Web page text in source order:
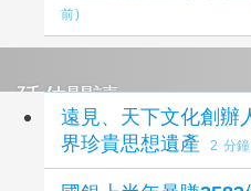
前)
延伸閱讀
遠見、天下文化創
界珍貴思想遺產
2 分